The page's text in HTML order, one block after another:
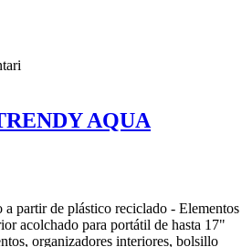
AQUA
partir de plástico reciclado - Elementos
acolchado para portátil de hasta 17"
organizadores interiores, bolsillo